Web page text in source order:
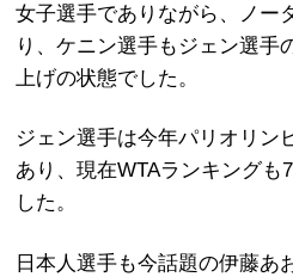
女子選手でありながら、ノー
り、ケニン選手もジェン選手
上げの状態でした。
ジェン選手は今年パリオリン
あり、現在WTAランキングも
した。
日本人選手も今話題の伊藤あ